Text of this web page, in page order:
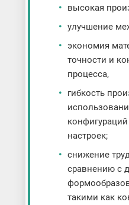
высокая
улучшение
экономия
точности и
процесса,
гибкость
настроек;
снижение
сравнению с
такими как